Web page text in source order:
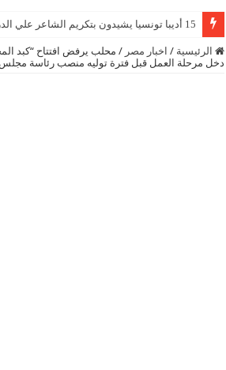
15 أديبا تونسيا يشيدون بتكريم الشاعر علي الدرورة
الرئيسية / اخبار مصر / محلب يرفض افتتاح “كبد
دخل مرحلة العمل قبل فترة توليه منصب رئاسة مجلس